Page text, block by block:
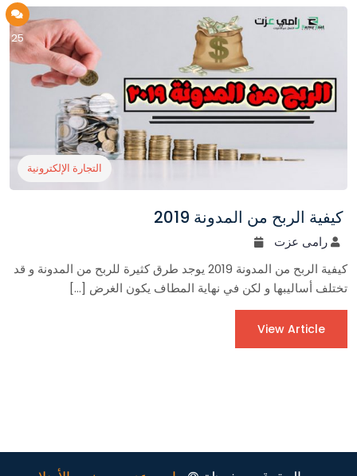
25
التجارة الإلكترونية
كيفية الربح من المدونة 2019
رامى عزت
كيفية الربح من المدونة 2019 يوجد طرق كثيرة للربح من المدونة و قد
تختلف أساليبها و لكن في نهاية المطاف يكون الغرض […]
View Article